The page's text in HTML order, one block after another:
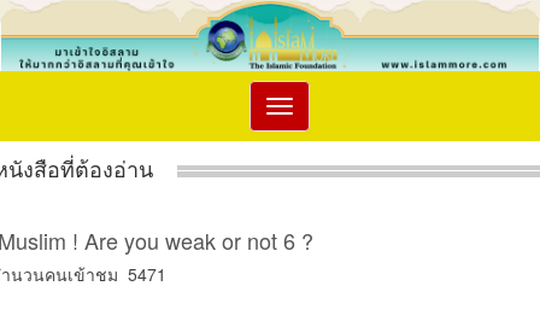
Toggle
navigation
นังสือที่ต้องอ่าน
! Are you weak or not 6 ?
นวนคนเข้าชม 5471